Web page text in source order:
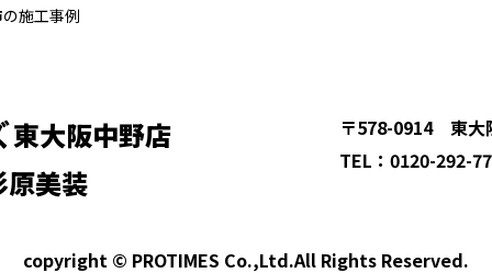
施工事例
東大阪中野店
原美装
〒578-0914 東大
TEL：0120-292-
copyright © PROTIMES Co.,Ltd.All Rights Reserved.